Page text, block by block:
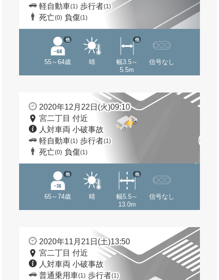
軽自動車(1) 歩行者(1)
死亡(0) 負傷(1)
55～64歳
他
晴
幅3.5～
5.5m
他
信号なし
2020年12月22日(火)09:10
宮二丁目 付近
人対車両 小破事故
軽自動車(1) 歩行者(1)
死亡(0) 負傷(1)
65～74歳
他
晴
幅5.5～
13.0m
他
信号なし
2020年11月21日(土)13:50
宮二丁目 付近
人対車両 小破事故
普通乗用車(1) 歩行者(1)